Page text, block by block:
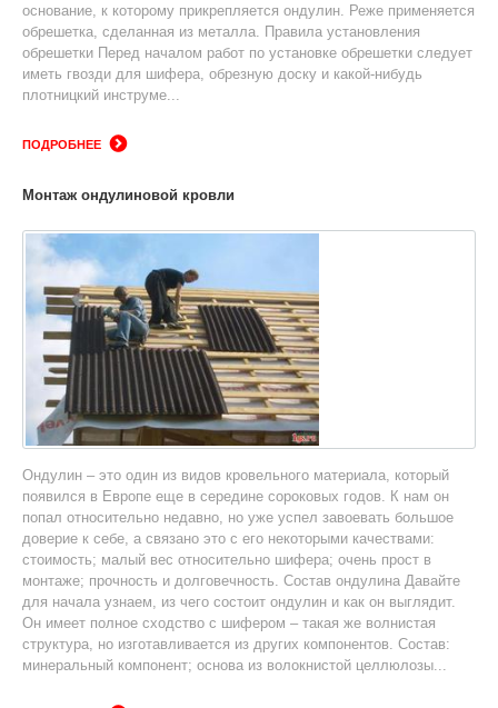
основание, к которому прикрепляется ондулин. Реже применяется
обрешетка, сделанная из металла. Правила установления
обрешетки Перед началом работ по установке обрешетки следует
иметь гвозди для шифера, обрезную доску и какой-нибудь
плотницкий инструме...
ПОДРОБНЕЕ
Монтаж ондулиновой кровли
Ондулин – это один из видов кровельного материала, который
появился в Европе еще в середине сороковых годов. К нам он
попал относительно недавно, но уже успел завоевать большое
доверие к себе, а связано это с его некоторыми качествами:
стоимость; малый вес относительно шифера; очень прост в
монтаже; прочность и долговечность. Состав ондулина Давайте
для начала узнаем, из чего состоит ондулин и как он выглядит.
Он имеет полное сходство с шифером – такая же волнистая
структура, но изготавливается из других компонентов. Состав:
минеральный компонент; основа из волокнистой целлюлозы...